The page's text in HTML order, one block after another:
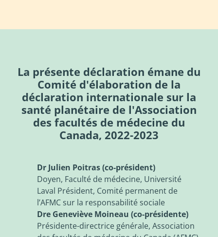
La présente déclaration émane du
Comité d'élaboration de la
déclaration internationale sur la
santé planétaire de l'Association
des facultés de médecine du
Canada, 2022-2023
Dr Julien Poitras (co-président)
Doyen, Faculté de médecine, Université
Laval Président, Comité permanent de
l’AFMC sur la responsabilité sociale
Dre Geneviève Moineau (co-présidente)
Présidente-directrice générale, Association